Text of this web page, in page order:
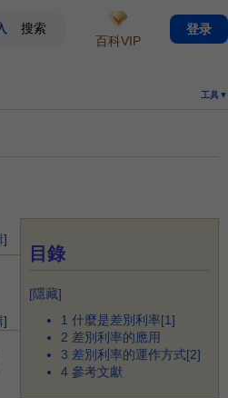
工具▼
目錄
[隱藏]
1 什麼是差別利率[1]
2 差別利率的應用
3 差別利率的運作方式[2]
4 參考文獻
]
]
百科VIP
登录